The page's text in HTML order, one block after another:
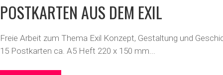
POSTKARTEN AUS DEM EXIL
Freie Arbeit zum Thema Exil Konzept, Gestaltung und
15 Postkarten ca. A5 Heft 220 x 150 mm...